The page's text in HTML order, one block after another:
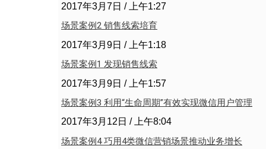
2017年3月7日 上午1:27
场景案例2 销售线索培育
2017年3月9日 上午1:18
场景案例1 发现销售线索
2017年3月9日 上午1:57
场景案例3 利用“生命周期”有效实现微信用户管理
2017年3月12日 上午8:04
场景案例4 巧用4类微信营销场景推动业务增长